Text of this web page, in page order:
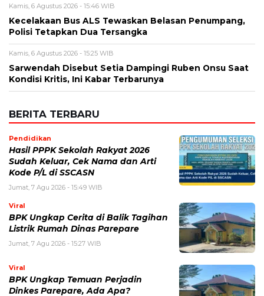
Kamis, 6 Agustus 2026 - 15:46 WIB
Kecelakaan Bus ALS Tewaskan Belasan Penumpang,
Polisi Tetapkan Dua Tersangka
Kamis, 6 Agustus 2026 - 15:25 WIB
Sarwendah Disebut Setia Dampingi Ruben Onsu Saat
Kondisi Kritis, Ini Kabar Terbarunya
BERITA TERBARU
Pendidikan
Hasil PPPK Sekolah Rakyat 2026
Sudah Keluar, Cek Nama dan Arti
Kode P/L di SSCASN
Jumat, 7 Agu 2026 - 15:49 WIB
Viral
BPK Ungkap Cerita di Balik Tagihan
Listrik Rumah Dinas Parepare
Jumat, 7 Agu 2026 - 15:27 WIB
Viral
BPK Ungkap Temuan Perjadin
Dinkes Parepare, Ada Apa?